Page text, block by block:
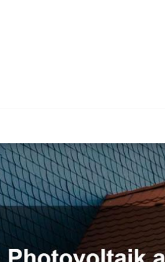
BOHN als auch ✓Dachgauben,
oder ✓Dachstuhl in